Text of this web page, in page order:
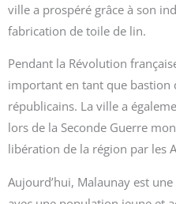
ville a prospéré grâce à son
fabrication de toile de lin.
Pendant la Révolution
important en tant que bastion
républicains. La ville a
lors de la Seconde Guerre
libération de la région par les
Aujourd’hui, Malaunay est